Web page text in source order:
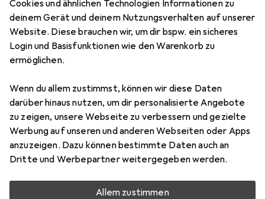
Cookies und ähnlichen Technologien Informationen zu
deinem Gerät und deinem Nutzungsverhalten auf unserer
Website. Diese brauchen wir, um dir bspw. ein sicheres
Login und Basisfunktionen wie den Warenkorb zu
ermöglichen.
Wenn du allem zustimmst, können wir diese Daten
darüber hinaus nutzen, um dir personalisierte Angebote
zu zeigen, unsere Webseite zu verbessern und gezielte
Werbung auf unseren und anderen Webseiten oder Apps
anzuzeigen. Dazu können bestimmte Daten auch an
Dritte und Werbepartner weitergegeben werden.
Allem zustimmen
2 Bilder
RS PRO 4mm Stud-Banana Fabric
Wrist Strap+Cord
Bewertungen
Aktuell nicht lieferbar
Benachrichtigen, wenn lieferbar